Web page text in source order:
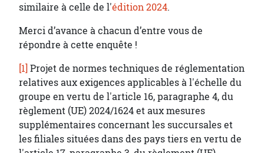
similaire à celle de l'édition 2024.
Merci d’avance à chacun d’entre vous de
répondre à cette enquête !
[1] Projet de normes techniques de réglementation
relatives aux exigences applicables à l'échelle du
groupe en vertu de l'article 16, paragraphe 4, du
règlement (UE) 2024/1624 et aux mesures
supplémentaires concernant les succursales et
les filiales situées dans des pays tiers en vertu de